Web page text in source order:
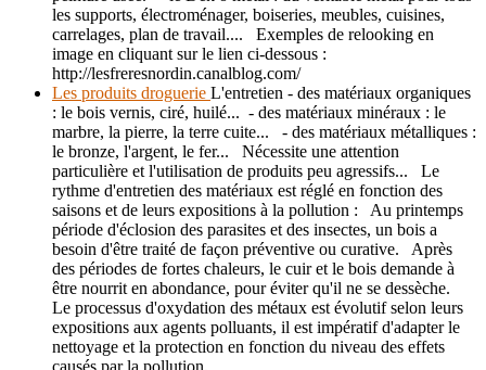
les supports, électroménager, boiseries, meubles, cuisines,
carrelages, plan de travail.... Exemples de relooking en
image en cliquant sur le lien ci-dessous :
http://lesfreresnordin.canalblog.com/
Les produits droguerie L'entretien - des matériaux organiques
: le bois vernis, ciré, huilé... - des matériaux minéraux : le
marbre, la pierre, la terre cuite... - des matériaux métalliques :
le bronze, l'argent, le fer... Nécessite une attention
particulière et l'utilisation de produits peu agressifs... Le
rythme d'entretien des matériaux est réglé en fonction des
saisons et de leurs expositions à la pollution : Au printemps
période d'éclosion des parasites et des insectes, un bois a
besoin d'être traité de façon préventive ou curative. Après
des périodes de fortes chaleurs, le cuir et le bois demande à
être nourrit en abondance, pour éviter qu'il ne se dessèche.
Le processus d'oxydation des métaux est évolutif selon leurs
expositions aux agents polluants, il est impératif d'adapter le
nettoyage et la protection en fonction du niveau des effets